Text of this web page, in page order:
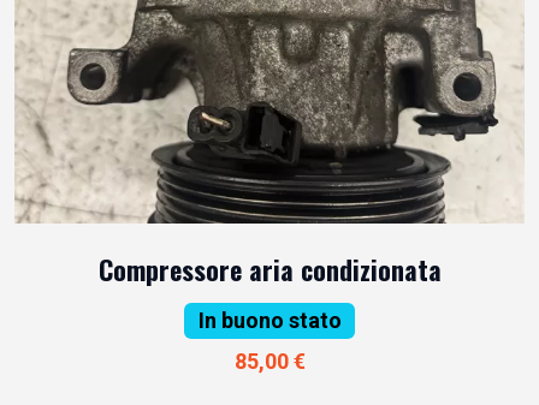
Compressore aria condizionata
In buono stato
85,00 €